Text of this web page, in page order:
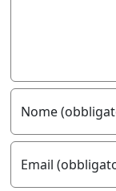
Nome
Email